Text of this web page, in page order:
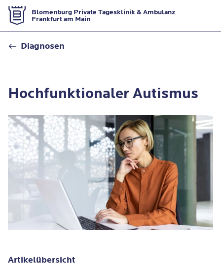
Zur Startseite
Blomenburg Private Tagesklinik & Ambulanz
Frankfurt am Main
Diagnosen
Hochfunktionaler Autismus
Artikelübersicht